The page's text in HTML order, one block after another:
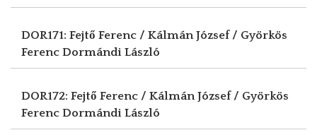
DOR171: Fejtő Ferenc / Kálmán József / Györkös
Ferenc Dormándi László
DOR172: Fejtő Ferenc / Kálmán József / Györkös
Ferenc Dormándi László